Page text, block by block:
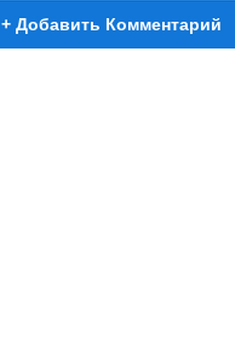
+ Добавить Комментарий